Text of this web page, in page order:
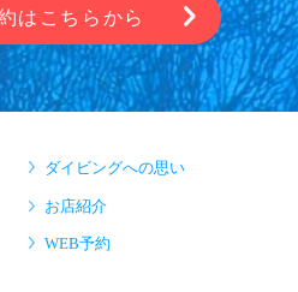
はこちらから
ダイビングへの思い
お店紹介
WEB予約